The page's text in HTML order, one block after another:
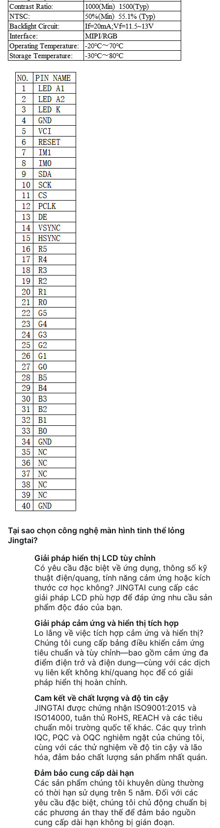
Tại sao chọn công nghệ màn hình tinh thể lỏng
Jingtai?
Giải pháp hiển thị LCD tùy chỉnh
Có yêu cầu đặc biệt về ứng dụng, thông số kỹ
thuật điện/quang, tính năng cảm ứng hoặc kích
thước cơ học không? JINGTAI cung cấp các
giải pháp LCD phù hợp để đáp ứng nhu cầu sản
phẩm độc đáo của bạn.
Giải pháp cảm ứng và hiển thị tích hợp
Lo lắng về việc tích hợp cảm ứng và hiển thị?
Chúng tôi cung cấp bảng điều khiển cảm ứng
tiêu chuẩn và tùy chỉnh—bao gồm cảm ứng đa
điểm điện trở và điện dung—cùng với các dịch
vụ liên kết không khí/quang học để có giải
pháp hiển thị hoàn chỉnh.
Cam kết về chất lượng và độ tin cậy
JINGTAI được chứng nhận ISO9001:2015 và
ISO14000, tuân thủ RoHS, REACH và các tiêu
chuẩn môi trường quốc tế khác. Các quy trình
IQC, PQC và OQC nghiêm ngặt của chúng tôi,
cùng với các thử nghiệm về độ tin cậy và lão
hóa, đảm bảo chất lượng sản phẩm nhất quán.
Đảm bảo cung cấp dài hạn
Các sản phẩm chúng tôi khuyên dùng thường
có thời hạn sử dụng trên 5 năm. Đối với các
yêu cầu đặc biệt, chúng tôi chủ động chuẩn bị
các phương án thay thế để đảm bảo nguồn
cung cấp dài hạn không bị gián đoạn.